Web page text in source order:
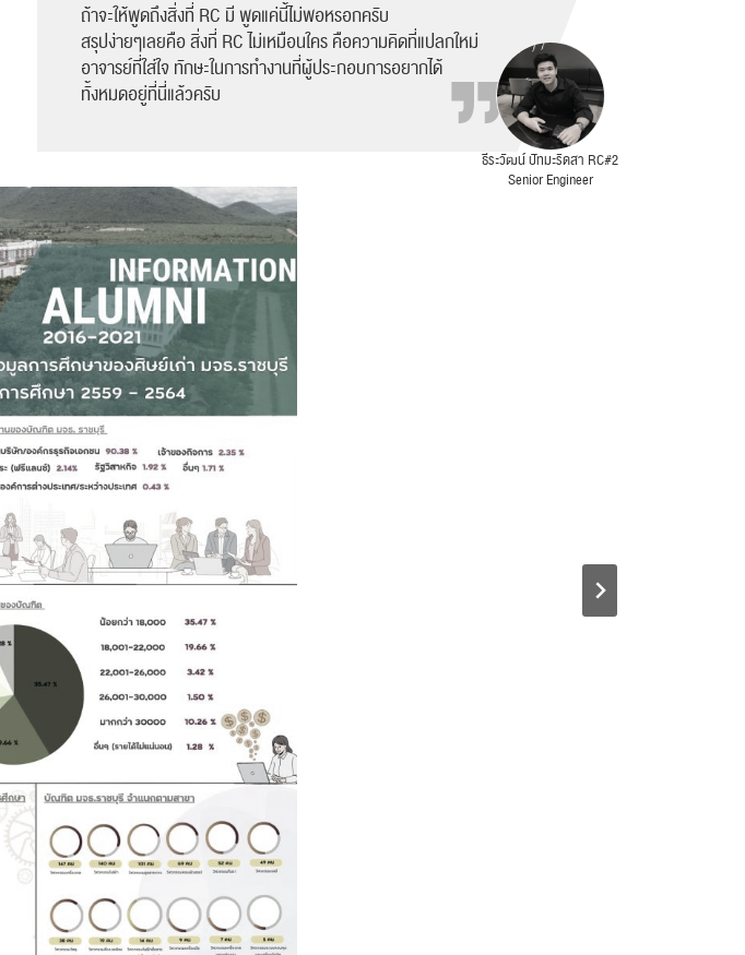
ถ้าจะให้พูดถึงสิ่งที่ RC มี พูดแค่นี้ไม่พอหรอกครับ
สรุปง่ายๆเลยคือ สิ่งที่ RC ไม่เหมือนใคร คือความคิดที่แปลกใหม่
อาจารย์ที่ใส่ใจ ทักษะในการทำงานที่ผู้ประกอบการอยากได้
ทั้งหมดอยู่ที่นี่แล้วครับ
ธีระวัฒน์ ปัทมะริดสา RC#2
Senior Engineer